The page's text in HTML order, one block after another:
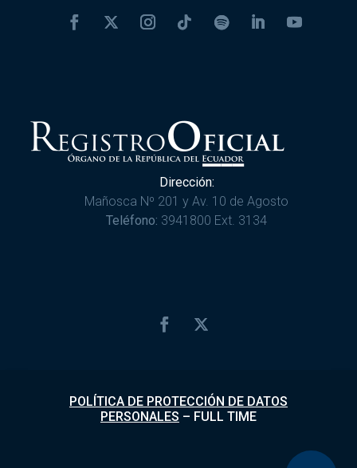
Dirección:
Mañosca Nº 201 y Av. 10 de Agosto
Teléfono: 3941800 Ext. 3134
POLÍTICA DE PROTECCIÓN DE DATOS
PERSONALES – FULL TIME